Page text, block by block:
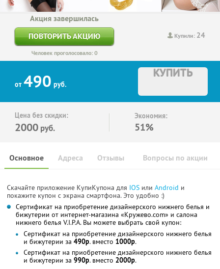
Купили: 24
Акция завершилась
ПОВТОРИТЬ АКЦИЮ
Человек проголосовало: 0
от 490 руб.
КУПИТЬ
Цена без скидки:
2000 руб.
Экономия:
51%
Основное Отзывы Вопросы по акции
Адреса
Скачайте приложение КупиКупона для IOS или Android и
покажите купон с экрана смартфона. Это удобно :)
Сертификат на приобретение дизайнерского нижнего белья и
бижутерии от интернет-магазина «Кружево.com» и салона
нижнего белья V.I.P.A. Вы можете выбрать свой купон:
Сертификат на приобретение дизайнерского нижнего белья
и бижутерии за 490р. вместо 1000р.
Сертификат на приобретение дизайнерского нижнего белья
и бижутерии за 990р. вместо 2000р.